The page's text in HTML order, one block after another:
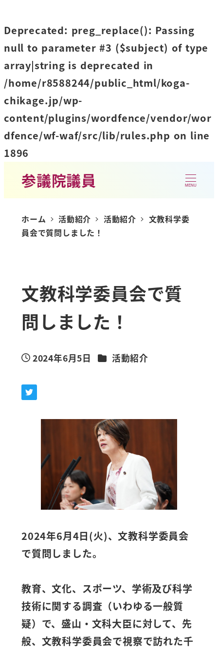
Deprecated: preg_replace(): Passing
null to parameter #3 ($subject) of type
array|string is deprecated in
/home/r8588244/public_html/koga-
chikage.jp/wp-
content/plugins/wordfence/vendor/wor
dfence/wf-waf/src/lib/rules.php on line
1896
参議院議員 MENU
ホーム 活動紹介 活動紹介
文教科学委
員会で質問しました！
文教科学委員会で質
問しました！
投稿日
2024年6月5日 カテゴリー
活動紹介
2024年6月4日(火)、文教科学委員会
で質問しました。
教育、文化、スポーツ、学術及び科学
技術に関する調査（いわゆる一般質
疑）で、盛山・文科大臣に対して、先
般、文教科学委員会で視察で訪れた千